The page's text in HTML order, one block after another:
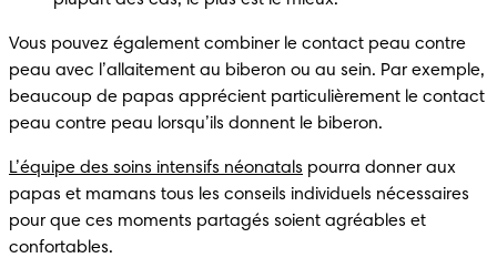
Vous pouvez également combiner le contact peau contre
peau avec l’allaitement au biberon ou au sein. Par exemple,
beaucoup de papas apprécient particulièrement le contact
peau contre peau lorsqu’ils donnent le biberon.
L’équipe des soins intensifs néonatals pourra donner aux
papas et mamans tous les conseils individuels nécessaires
pour que ces moments partagés soient agréables et
confortables.